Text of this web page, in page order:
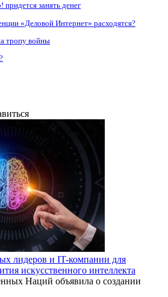
занять денег
«Деловой Интернет» расходятся?
тропу войны
лидеров и IT-компании для
искусственного интеллекта
Наций объявила о создании